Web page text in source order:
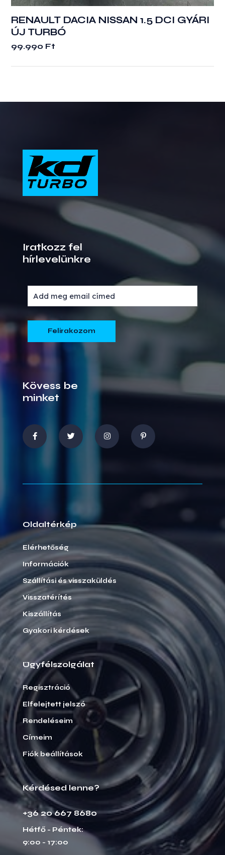
RENAULT DACIA NISSAN 1.5 DCI GYÁRI
ÚJ TURBÓ
99.990 Ft
Iratkozz fel
hírlevelünkre
Kövess be
minket
Oldaltérkép
Elérhetőség
Információk
Szállítási és visszaküldés
Visszatérítés
Kiszállítás
Gyakori kérdések
Ügyfélszolgálat
Regisztráció
Elfelejtett jelszó
Rendeléseim
Címeim
Fiók beállítások
Kérdésed lenne?
+36 20 667 8680
Hétfő - Péntek:
9:00 - 17:00